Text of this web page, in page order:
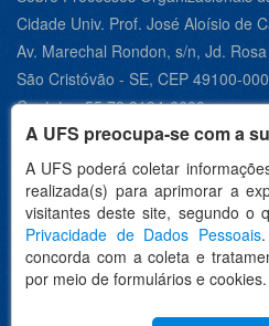
A UFS preocupa-se com a
A UFS poderá coletar
realizada(s) para aprimorar a
visitantes deste site, segundo o
Privacidade de Dados Pessoais
concorda com a coleta e
por meio de formulários e cookies.
Cidade Univ. Prof. José Aloísio de
Av. Marechal Rondon, s/n, Jd.
São Cristóvão - SE, CEP 49100-000
Contato +55 79 3194-6600
Desenvolvido por: